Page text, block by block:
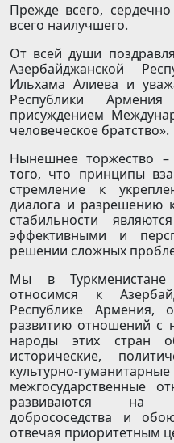
Прежде всего,
всего наилучшего.
От всей души
Азербайджанской
Ильхама Алиева и
Республики
присуждением
человеческое братство».
Нынешнее торжество –
того, что принципы
стремление к
диалога и разрешению
стабильности
эффективными и
решении сложных
Мы в
относимся к
Республике Армения,
развитию отношений с
народы этих стран
исторические,
культурно-
межгосударственные
развиваются на
добрососедства и
отвечая приоритетным